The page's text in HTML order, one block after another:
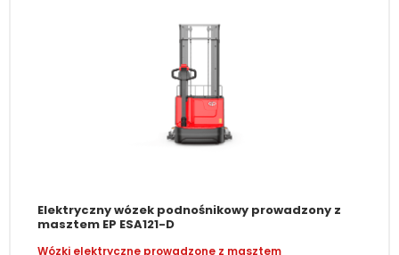
Elektryczny wózek podnośnikowy prowadzony z
masztem EP ESA121-D
Wózki elektryczne prowadzone z masztem